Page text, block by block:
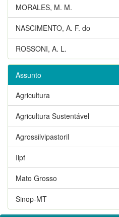
MORALES, M. M.
NASCIMENTO, A. F. do
ROSSONI, A. L.
Assunto
Agricultura
Agricultura Sustentável
Agrossilvipastoril
Ilpf
Mato Grosso
Sinop-MT